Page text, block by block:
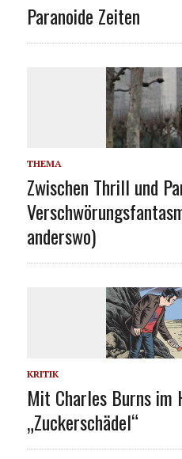
Paranoide Zeiten
THEMA
Zwischen Thrill und
anderswo)
KRITIK
Mit Charles Burns
„Zuckerschädel“